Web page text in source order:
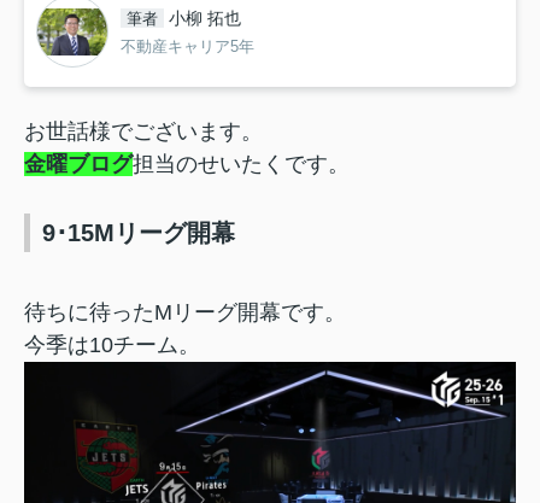
筆者 小柳 拓也
不動産キャリア5年
お世話様でございます。
金曜ブログ担当のせいたくです。
9･15Mリーグ開幕
待ちに待ったMリーグ開幕です。
今季は10チーム。